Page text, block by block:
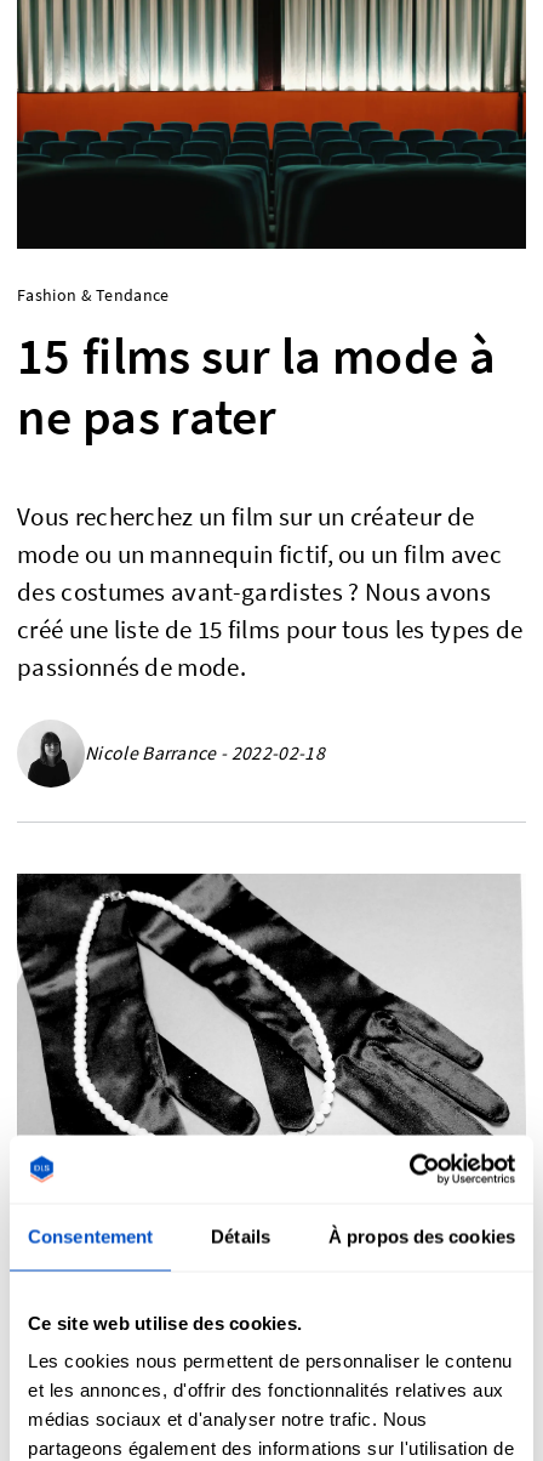
Consentement Détails À propos des cookies
Ce site web utilise des cookies.
Les cookies nous permettent de personnaliser le contenu
et les annonces, d'offrir des fonctionnalités relatives aux
médias sociaux et d'analyser notre trafic. Nous
partageons également des informations sur l'utilisation de
Fashion & Tendance
15 films sur la mode à
ne pas rater
Vous recherchez un film sur un créateur de
mode ou un mannequin fictif, ou un film avec
des costumes avant-gardistes ? Nous avons
créé une liste de 15 films pour tous les types de
passionnés de mode.
Nicole Barrance - 2022-02-18
Fashion & Tendance
10 biopics sur la mode